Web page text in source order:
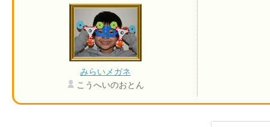
みらいメガネ
こうへいのおとん